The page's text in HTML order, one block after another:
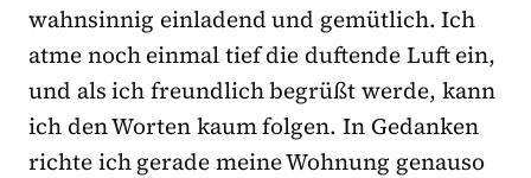
wahnsinnig einladend und gemütlich. Ich
atme noch einmal tief die duftende Luft ein,
und als ich freundlich begrüßt werde, kann
ich den Worten kaum folgen. In Gedanken
richte ich gerade meine Wohnung genauso